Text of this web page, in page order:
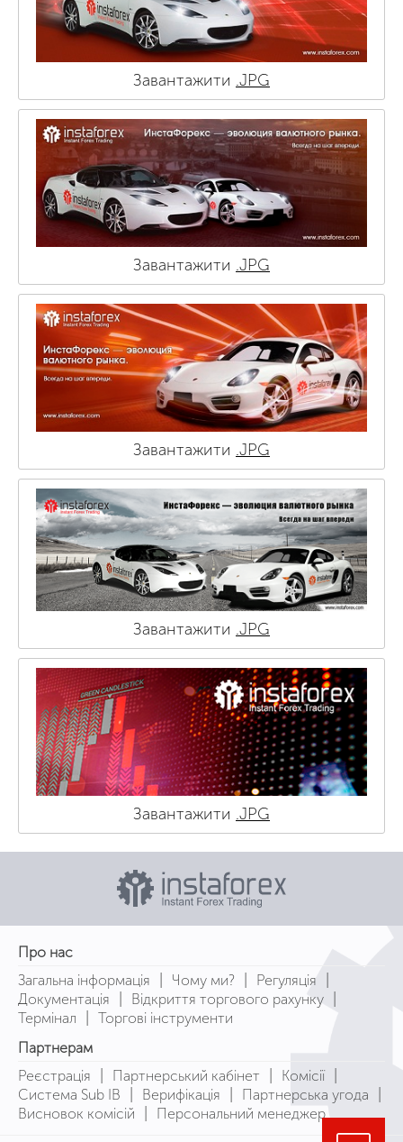
Завантажити .JPG
Завантажити .JPG
Завантажити .JPG
Завантажити .JPG
Завантажити .JPG
Про нас
Загальна інформація
| Чому ми? | Регуляція |
Документація | Відкриття торгового рахунку |
Термінал | Торгові інструменти
Партнерам
Реєстрація
| Партнерський кабінет | Комісії |
Система Sub IB | Верифікація | Партнерська угода |
Висновок комісій | Персональний менеджер